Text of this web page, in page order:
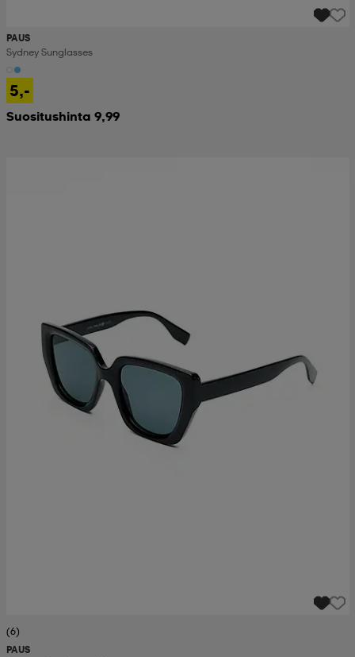
PAUS
Sydney Sunglasses
5,-
Suositushinta 9,99
(6)
PAUS